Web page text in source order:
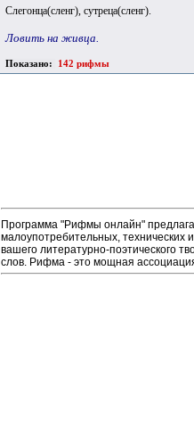
Слегонца(сленг), сутреца(сленг).
Ловить на живца.
Показано: 142 рифмы
Программа "Рифмы онлайн"
малоупотребительных, технических
вашего литературно-поэтического
слов. Рифма - это мощная